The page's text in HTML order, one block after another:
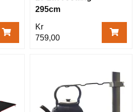
295cm
Kr
759,00